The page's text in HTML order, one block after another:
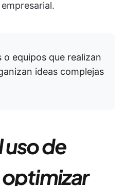
o equipos que realizan
ideas complejas
uso de